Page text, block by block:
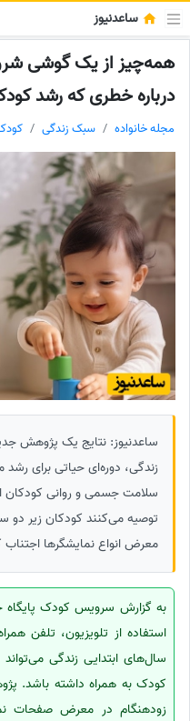
ساعدنیوز
همه‌چیز از یک گوشی
درباره خطری که رشد کودک زیر 2 سال را
مجله خانواده سبک زندگی
ساعدنیوز: نتایج یک پژوهش
زندگی، دوره‌ای حیاتی برای
سلامت جسمی و روانی
توصیه می‌کنند کودکان زیر دو
معرض انواع نمایشگرها اجتناب
به گزارش سرویس کودک پایگاه
استفاده از تلویزیون، تلفن
سال‌های ابتدایی زندگی
کودک به همراه داشته باشد.
زودهنگام در معرض صفحات